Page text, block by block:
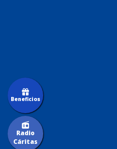
Radio
Cáritas
Beneficios